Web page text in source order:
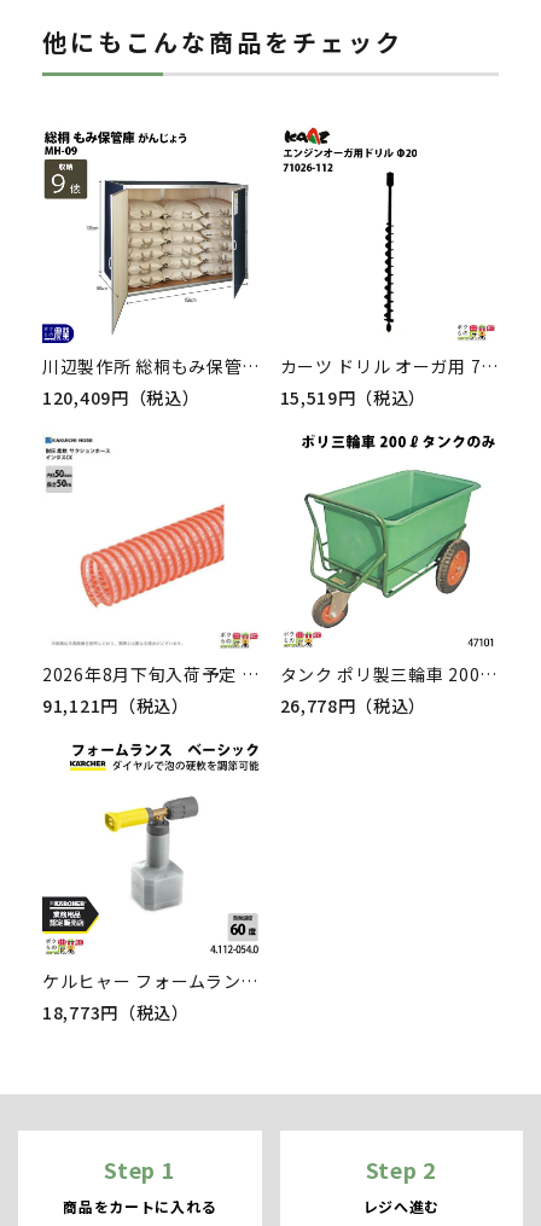
他にもこんな商品をチェック
川辺製作所 総桐もみ保管庫 MH-09
120,409円（税込）
カーツ ドリル オーガ用 71026-112 アクセサリー オーガー Φ20 KAAZ ドリル 穴あけ 掘削
15,519円（税込）
2026年8月下旬入荷予定 サクションホース 50mm 50m 0.5MPa インダス CX モルタル 土木 水 泥水 砂利 柔軟性 耐久性 耐圧性 農業 工業 建築 吸水 排水 高粘度流体 輸送 ホース カクイチ
91,121円（税込）
タンク ポリ製三輪車 200リットル 47101 部品 三輪車 3輪車 運搬車 ポリ製 飼料運搬車 畜産用品 酪農用品
26,778円（税込）
ケルヒャー フォームランス ベーシック EASY!Lock22 4.112-054.0 高圧洗浄機用 ベーシック 洗浄機 高圧洗浄機 KAERCHER
18,773円（税込）
Step 1
商品をカートに入れる
Step 2
レジへ進む